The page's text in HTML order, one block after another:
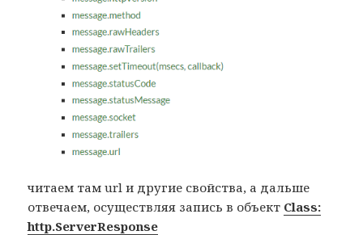
читаем там url и другие свойства, а дальше
отвечаем, осуществляя запись в объект Class:
http.ServerResponse